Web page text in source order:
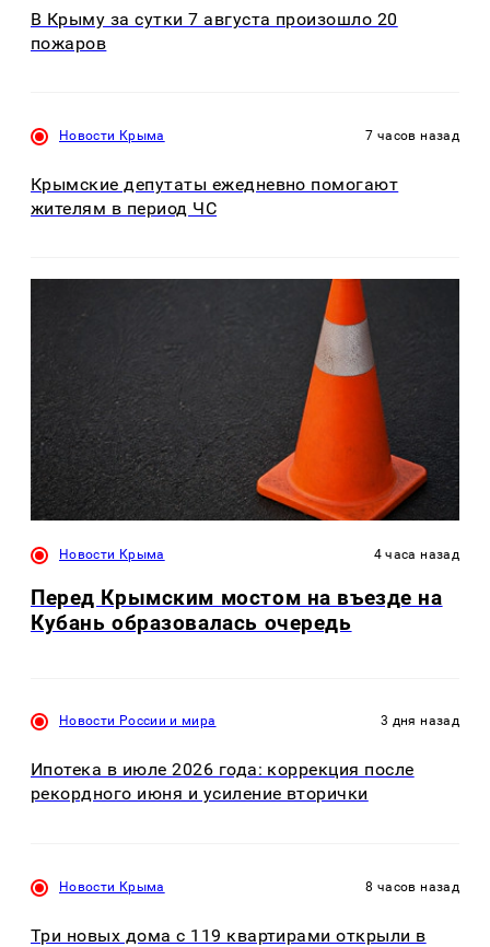
В Крыму за сутки 7 августа произошло 20
пожаров
Новости Крыма 7 часов назад
Крымские депутаты ежедневно помогают
жителям в период ЧС
Новости Крыма 4 часа назад
Перед Крымским мостом на въезде на
Кубань образовалась очередь
Новости России и мира 3 дня назад
Ипотека в июле 2026 года: коррекция после
рекордного июня и усиление вторички
Новости Крыма 8 часов назад
Три новых дома с 119 квартирами открыли в